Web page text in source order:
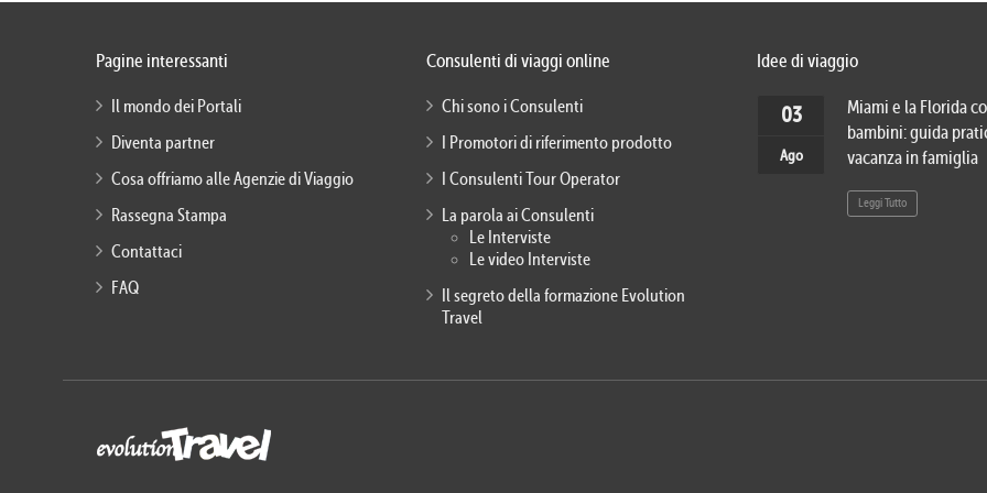
Pagine interessanti
Il mondo dei Portali
Diventa partner
Cosa offriamo alle Agenzie di Viaggio
Rassegna Stampa
Contattaci
FAQ
Consulenti di viaggi online
Chi sono i Consulenti
I Promotori di riferimento prodotto
I Consulenti Tour Operator
La parola ai Consulenti
Le Interviste
Le video Interviste
Il segreto della formazione Evolution
Travel
Idee di viaggio
03
Ago
Miami e la Florida
bambini: guida
vacanza in famiglia
Leggi Tutto